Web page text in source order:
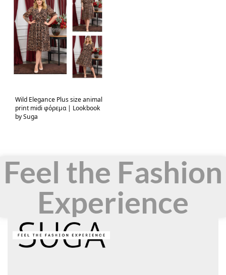
Wild Elegance Plus size animal
print midi φόρεμα | Lookbook
by Suga
Feel the Fashion
Experience